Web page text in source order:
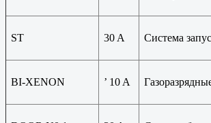
ST 30 A Система
BI-XENON ’ 10 A